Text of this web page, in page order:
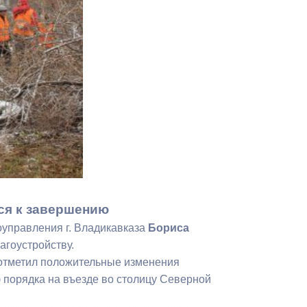
Противодействие коррупции
Градостроительная деятельность
Формирование комфортной
городской среды
Бюджет для граждан
Пространственные сведения
чрезвычайных ситуациях
Незаконное строительство
Информация финансового
органа
к завершению
г. Владикавказа Бориса
положительные изменения
на въезде во столицу Северной